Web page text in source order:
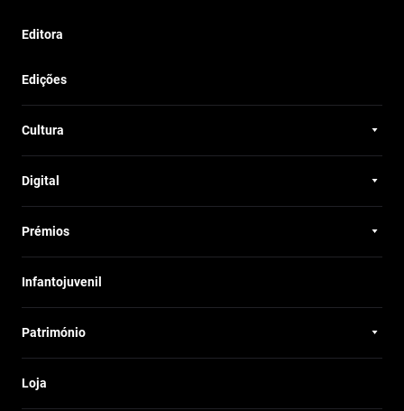
Editora
Edições
Cultura
Digital
Prémios
Infantojuvenil
Património
Loja